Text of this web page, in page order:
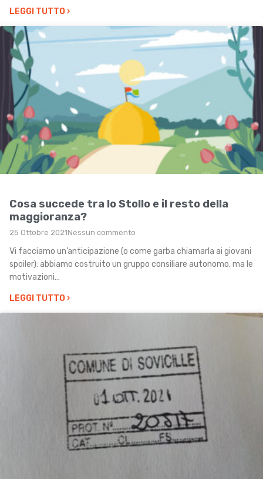
LEGGI TUTTO ›
Cosa succede tra lo Stollo e il resto della
maggioranza?
25 Ottobre 2021Nessun commento
Vi facciamo un’anticipazione (o come garba chiamarla ai giovani
spoiler): abbiamo costruito un gruppo consiliare autonomo, ma le
motivazioni…
LEGGI TUTTO ›